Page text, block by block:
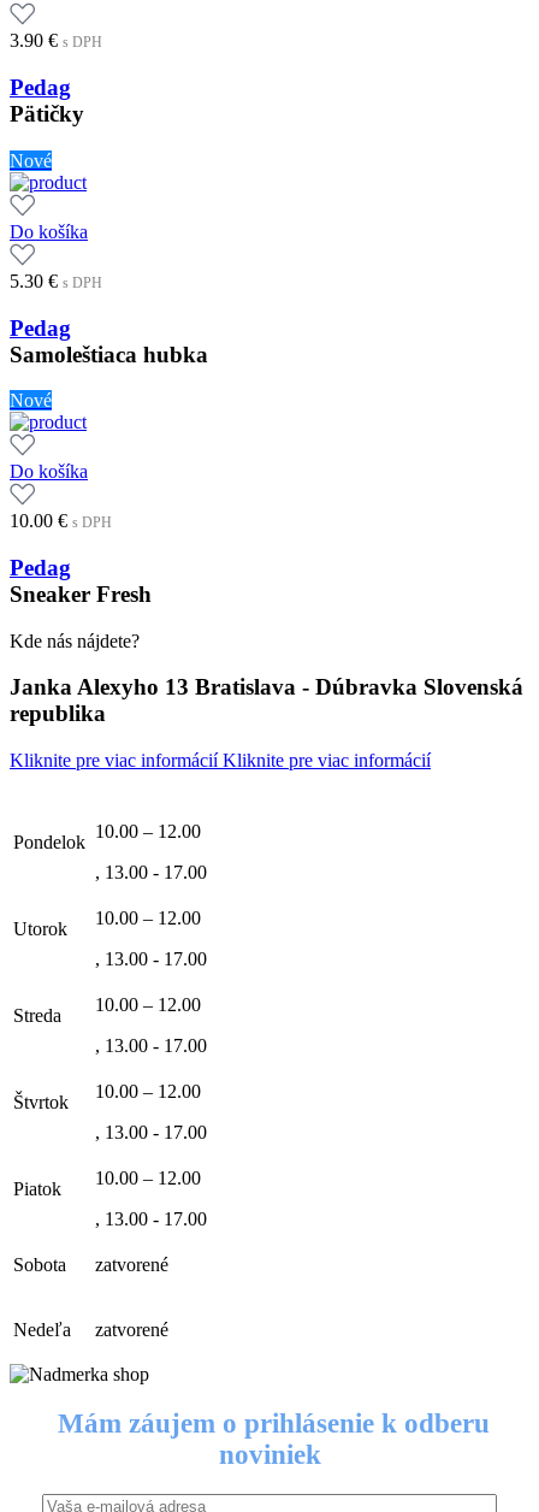
3.90 € s DPH
Pedag
Pätičky
Nové
Do košíka
5.30 € s DPH
Pedag
Samoleštiaca hubka
Nové
Do košíka
10.00 € s DPH
Pedag
Sneaker Fresh
Kde nás nájdete?
Janka Alexyho 13 Bratislava - Dúbravka Slovenská
republika
Kliknite pre viac informáciíKliknite pre viac informácií
Pondelok
10.00 – 12.00
, 13.00 - 17.00
Utorok
10.00 – 12.00
, 13.00 - 17.00
Streda
10.00 – 12.00
, 13.00 - 17.00
Štvrtok
10.00 – 12.00
, 13.00 - 17.00
Piatok
10.00 – 12.00
, 13.00 - 17.00
Sobota zatvorené
Nedeľa zatvorené
Mám záujem o prihlásenie k odberu
noviniek